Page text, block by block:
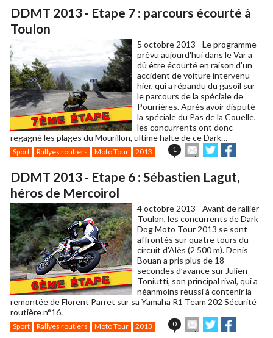
à
DDMT 2013 - Etape 7 : parcours écourté à
Toulon
5 octobre 2013 - Le programme
prévu aujourd'hui dans le Var a
dû être écourté en raison d'un
accident de voiture intervenu
hier, qui a répandu du gasoil sur
le parcours de la spéciale de
Pourrières. Après avoir disputé
la spéciale du Pas de la Couelle,
les concurrents ont donc
regagné les plages du Mourillon, ultime halte de ce Dark…
Sport Rallyes routiers Moto Tour 2013 1
Envoyer
cet
à
Partager
sur sur
DDMT 2013 - Etape 6 : Sébastien Lagut,
héros de Mercoirol
4 octobre 2013 - Avant de rallier
Toulon, les concurrents de Dark
Dog Moto Tour 2013 se sont
affrontés sur quatre tours du
circuit d'Alès (2 500 m). Denis
Bouan a pris plus de 18
secondes d’avance sur Julien
Toniutti, son principal rival, qui a
néanmoins réussi à contenir la
remontée de Florent Parret sur sa Yamaha R1 Team 202 Sécurité
routière n°16.
Sport Rallyes routiers Moto Tour 2013 0
Envoyer
cet
Partager
sur sur